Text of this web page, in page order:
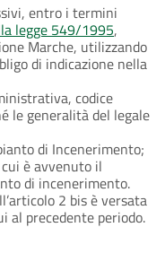
entro i termini
legge 549/1995,
Marche, utilizzando
di indicazione nella
codice
le generalità del legale
di Incenerimento;
è avvenuto il
di incenerimento.
2 bis è versata
al precedente periodo.